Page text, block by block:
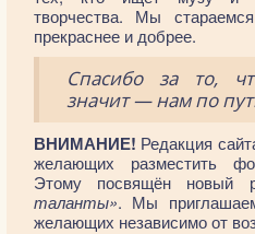
творчества. Мы
прекраснее и добрее.
Спасибо за то,
значит — нам по
ВНИМАНИЕ! Редакция
желающих разместить
Этому посвящён новый
таланты». Мы
желающих независимо от